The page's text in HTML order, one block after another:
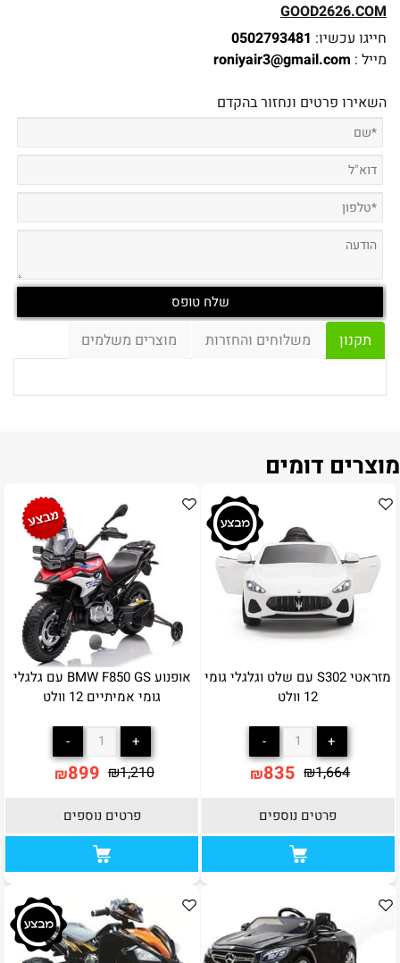
GOOD2626.COM
חייגו עכשיו: 0502793481
מייל : roniyair3@gmail.com
השאירו פרטים ונחזור בהקדם
תקנון משלוחים והחזרות מוצרים משלמים
מוצרים דומים
מזראטי S302 עם שלט וגלגלי גומי
12 וולט
₪1,664
₪835
פרטים נוספים
אופנוע BMW F850 GS עם גלגלי
גומי אמיתיים 12 וולט
₪1,210
₪899
פרטים נוספים